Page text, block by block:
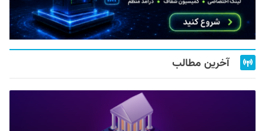
آخرین مطالب